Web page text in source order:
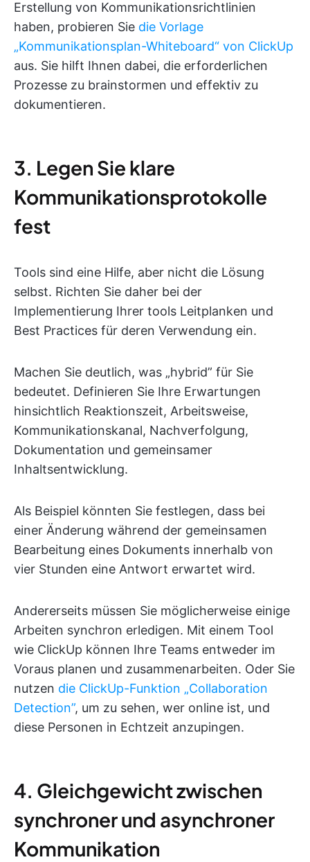
Erstellung von Kommunikationsrichtlinien
haben, probieren Sie die Vorlage
„Kommunikationsplan-Whiteboard“ von ClickUp
aus. Sie hilft Ihnen dabei, die erforderlichen
Prozesse zu brainstormen und effektiv zu
dokumentieren.
3. Legen Sie klare
Kommunikationsprotokolle
fest
Tools sind eine Hilfe, aber nicht die Lösung
selbst. Richten Sie daher bei der
Implementierung Ihrer tools Leitplanken und
Best Practices für deren Verwendung ein.
Machen Sie deutlich, was „hybrid” für Sie
bedeutet. Definieren Sie Ihre Erwartungen
hinsichtlich Reaktionszeit, Arbeitsweise,
Kommunikationskanal, Nachverfolgung,
Dokumentation und gemeinsamer
Inhaltsentwicklung.
Als Beispiel könnten Sie festlegen, dass bei
einer Änderung während der gemeinsamen
Bearbeitung eines Dokuments innerhalb von
vier Stunden eine Antwort erwartet wird.
Andererseits müssen Sie möglicherweise einige
Arbeiten synchron erledigen. Mit einem Tool
wie ClickUp können Ihre Teams entweder im
Voraus planen und zusammenarbeiten. Oder Sie
nutzen die ClickUp-Funktion „Collaboration
Detection”, um zu sehen, wer online ist, und
diese Personen in Echtzeit anzupingen.
4. Gleichgewicht zwischen
synchroner und asynchroner
Kommunikation